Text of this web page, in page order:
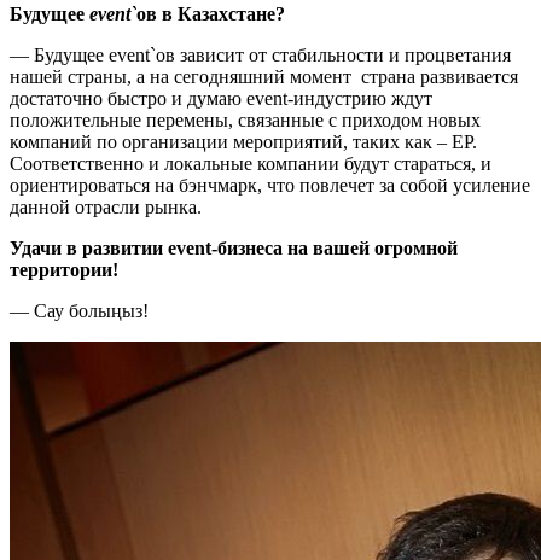
Будущее event`ов в Казахстане?
— Будущее event`ов зависит от стабильности и процветания
нашей страны, а на сегодняшний момент страна развивается
достаточно быстро и думаю event-индустрию ждут
положительные перемены, связанные с приходом новых
компаний по организации мероприятий, таких как – ЕР.
Соответственно и локальные компании будут стараться, и
ориентироваться на бэнчмарк, что повлечет за собой усиление
данной отрасли рынка.
Удачи в развитии event-бизнеса на вашей огромной
территории!
— Сау болыңыз!